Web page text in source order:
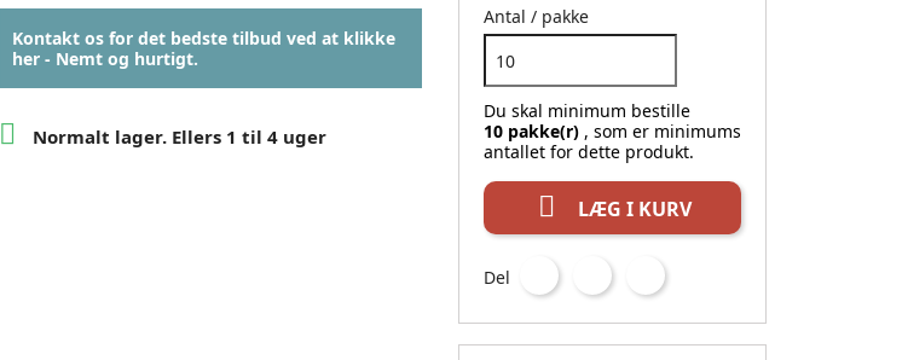
Kontakt os for det bedste tilbud ved at klikke
her - Nemt og hurtigt.
 Normalt lager. Ellers 1 til 4 uger
Antal / pakke
Du skal minimum bestille
10 pakke(r), som er minimums
antallet for dette produkt.
 LÆG I KURV
Del